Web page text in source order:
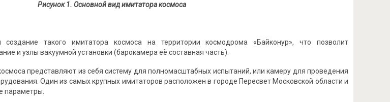
Рисунок 1. Основной видимитатора космоса
создание такого имитатора космоса на территории космодрома «Байконур», что позволит
и узлы вакуумной установки (барокамера её составная часть).
представляют из себя систему для полномасштабных испытаний, или камеру для проведения
Один из самых крупных имитаторов расположен в городе Пересвет Московской области и
параметры.